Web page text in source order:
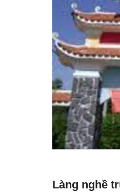
Làng nghề